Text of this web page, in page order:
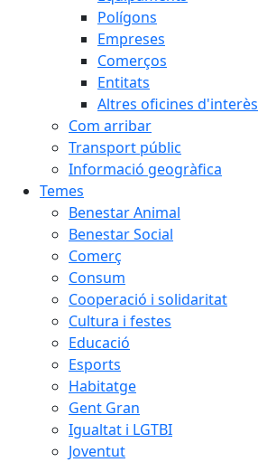
Polígons
Empreses
Comerços
Entitats
Altres oficines d'interès
Com arribar
Transport públic
Informació geogràfica
Temes
Benestar Animal
Benestar Social
Comerç
Consum
Cooperació i solidaritat
Cultura i festes
Educació
Esports
Habitatge
Gent Gran
Igualtat i LGTBI
Joventut